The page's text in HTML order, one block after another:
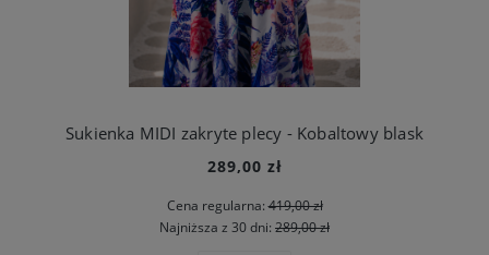
Sukienka MIDI zakryte plecy - Kobaltowy blask
289,00 zł
Cena regularna:419,00 zł
Najniższa z 30 dni: 289,00 zł